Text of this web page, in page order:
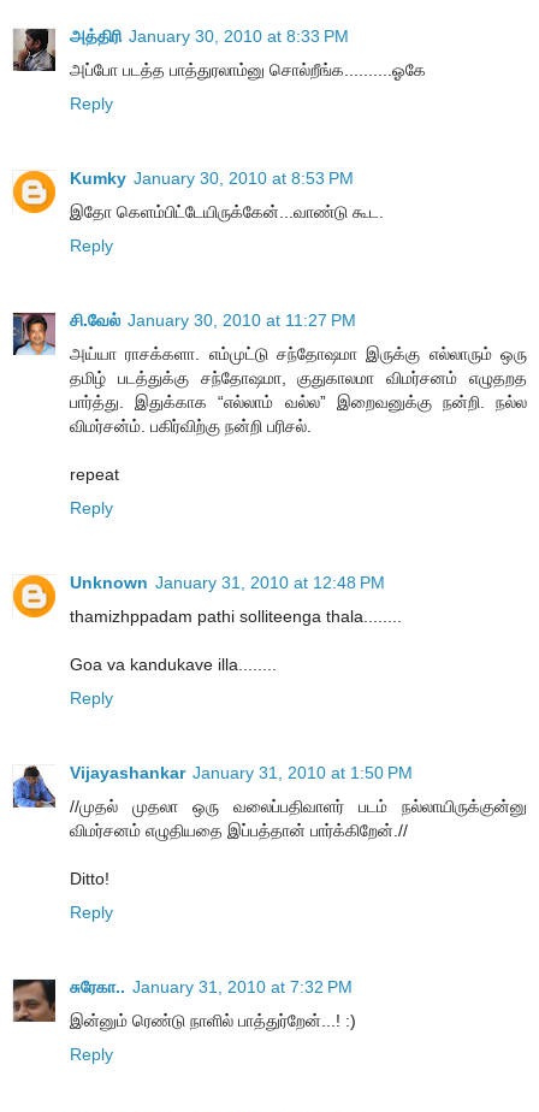
அத்திரி January 30, 2010 at 8:33 PM
அப்போ படத்த பாத்துரலாம்னு சொல்றீங்க..........ஓகே
Reply
Kumky January 30, 2010 at 8:53 PM
இதோ கெளம்பிட்டேயிருக்கேன்...வாண்டு கூட.
Reply
சி.வேல் January 30, 2010 at 11:27 PM
அய்யா ராசக்களா. எம்முட்டு சந்தோஷமா இருக்கு எல்லாரும் ஒரு
தமிழ் படத்துக்கு சந்தோஷமா, குதுகாலமா விமர்சனம் எழுதறத
பார்த்து. இதுக்காக “எல்லாம் வல்ல” இறைவனுக்கு நன்றி. நல்ல
விமர்சன்ம். பகிர்விற்கு நன்றி பரிசல்.
repeat
Reply
Unknown January 31, 2010 at 12:48 PM
thamizhppadam pathi solliteenga thala........
Goa va kandukave illa........
Reply
Vijayashankar January 31, 2010 at 1:50 PM
//முதல் முதலா ஒரு வலைப்பதிவாளர் படம் நல்லாயிருக்குன்னு
விமர்சனம் எழுதியதை இப்பத்தான் பார்க்கிறேன்.//
Ditto!
Reply
சுரேகா.. January 31, 2010 at 7:32 PM
இன்னும் ரெண்டு நாளில் பாத்துர்றேன்...! :)
Reply